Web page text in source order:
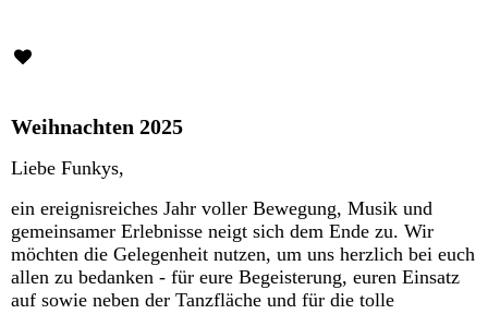
Weihnachten 2025
Liebe Funkys,
ein ereignisreiches Jahr voller Bewegung, Musik und
gemeinsamer Erlebnisse neigt sich dem Ende zu. Wir
möchten die Gelegenheit nutzen, um uns herzlich bei euch
allen zu bedanken - für eure Begeisterung, euren Einsatz
auf sowie neben der Tanzfläche und für die tolle